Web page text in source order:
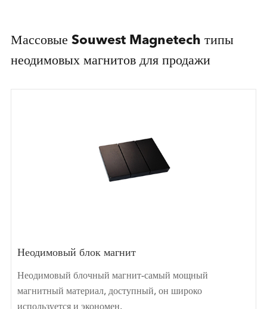
Массовые Souwest Magnetech типы
неодимовых магнитов для продажи
Неодимовый блок магнит
Неодимовый блочный магнит-самый мощный
магнитный материал, доступный, он широко
используется и экономен.